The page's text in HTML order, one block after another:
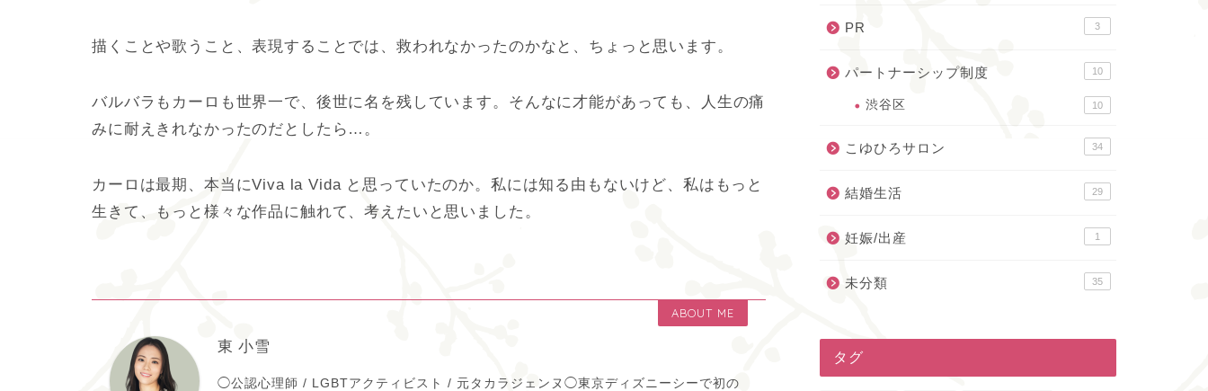
描くことや歌うこと、表現することでは、救われなかったのかなと、ちょっと思います。
バルバラもカーロも世界一で、後世に名を残しています。そんなに才能があっても、人生の痛
みに耐えきれなかったのだとしたら…。
カーロは最期、本当にViva la Vida と思っていたのか。私には知る由もないけど、私はもっと
生きて、もっと様々な作品に触れて、考えたいと思いました。
ABOUT ME
東 小雪
◯公認心理師 / LGBTアクティビスト / 元タカラジェンヌ◯東京ディズニーシーで初の
PR 3
パートナーシップ制度 10
渋谷区 10
こゆひろサロン 34
結婚生活 29
妊娠/出産 1
未分類 35
タグ